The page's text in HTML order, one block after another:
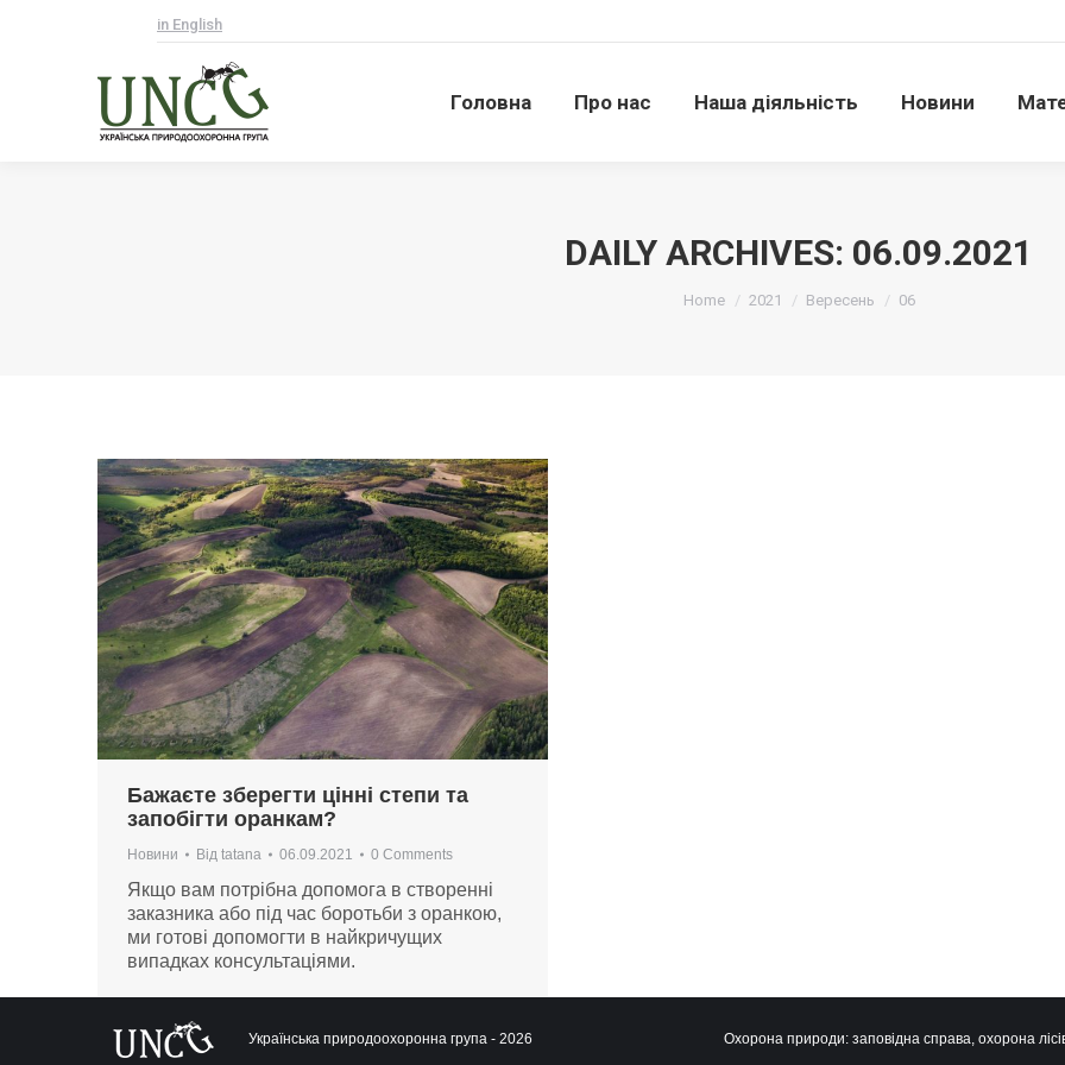
in English
Головна Про нас Наша діяльність Новини
DAILY ARCHIVES: 06.09.2021
Home 2021 Вересень 06
Бажаєте зберегти цінні степи та
запобігти оранкам?
Новини Від tatana 06.09.2021 0 Comments
Якщо вам потрібна допомога в створенні
заказника або під час боротьби з оранкою,
ми готові допомогти в найкричущих
випадках консультаціями.
Українська природоохоронна група - 2026 Охорона природи: заповідна справа, охорона
Головна Про нас Наша діяльність Новини